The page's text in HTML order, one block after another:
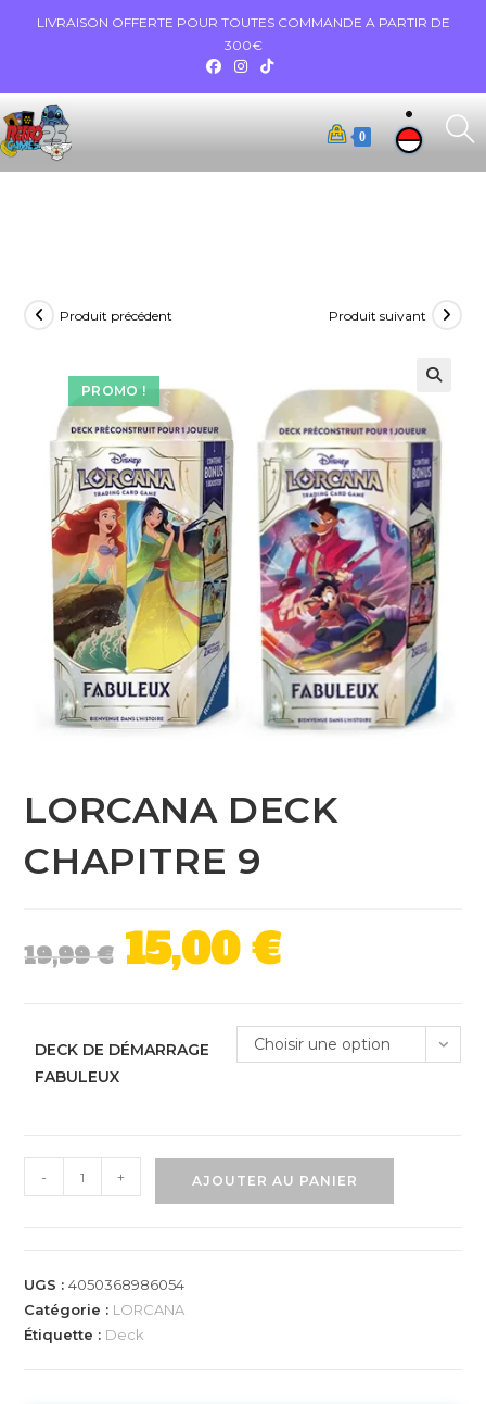
LIVRAISON OFFERTE POUR TOUTES COMMANDE A PARTIR DE
300€
0
PROMO !
Produit précédent Produit suivant
LORCANA DECK
CHAPITRE 9
19,99€ 15,00€
DECK DE DÉMARRAGE
FABULEUX
Choisir une option
- + AJOUTER AU PANIER
UGS :4050368986054
Catégorie : LORCANA
Étiquette : Deck